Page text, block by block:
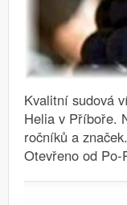
Kvalitní sudová
Helia v Příboře.
ročníků a značek.
Otevřeno od